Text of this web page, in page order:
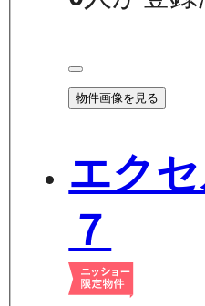
物件画像を見る
エクセ
７